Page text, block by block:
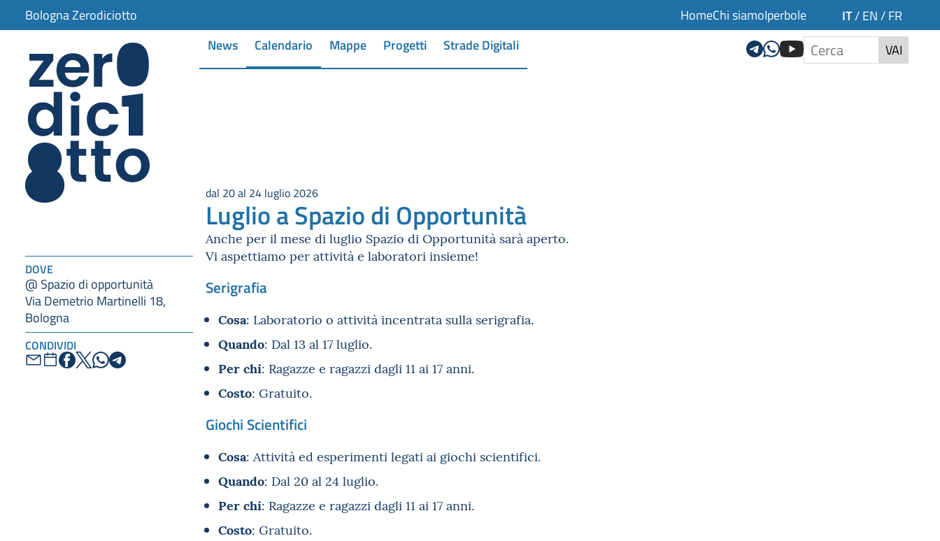
Bologna Zerodiciotto HomeChi siamoIperbole IT/ EN / FR
News Calendario Mappe Progetti Strade Digitali VAI
DOVE
@ Spazio di opportunità
Via Demetrio Martinelli 18,
Bologna
CONDIVIDI
dal 20 al 24 luglio 2026
Luglio a Spazio di Opportunità
Anche per il mese di luglio Spazio di Opportunità sarà aperto.
Vi aspettiamo per attività e laboratori insieme!
Serigrafia
Cosa: Laboratorio o attività incentrata sulla serigrafia.
Quando: Dal 13 al 17 luglio.
Per chi: Ragazze e ragazzi dagli 11 ai 17 anni.
Costo: Gratuito.
Giochi Scientifici
Cosa: Attività ed esperimenti legati ai giochi scientifici.
Quando: Dal 20 al 24 luglio.
Per chi: Ragazze e ragazzi dagli 11 ai 17 anni.
Costo: Gratuito.